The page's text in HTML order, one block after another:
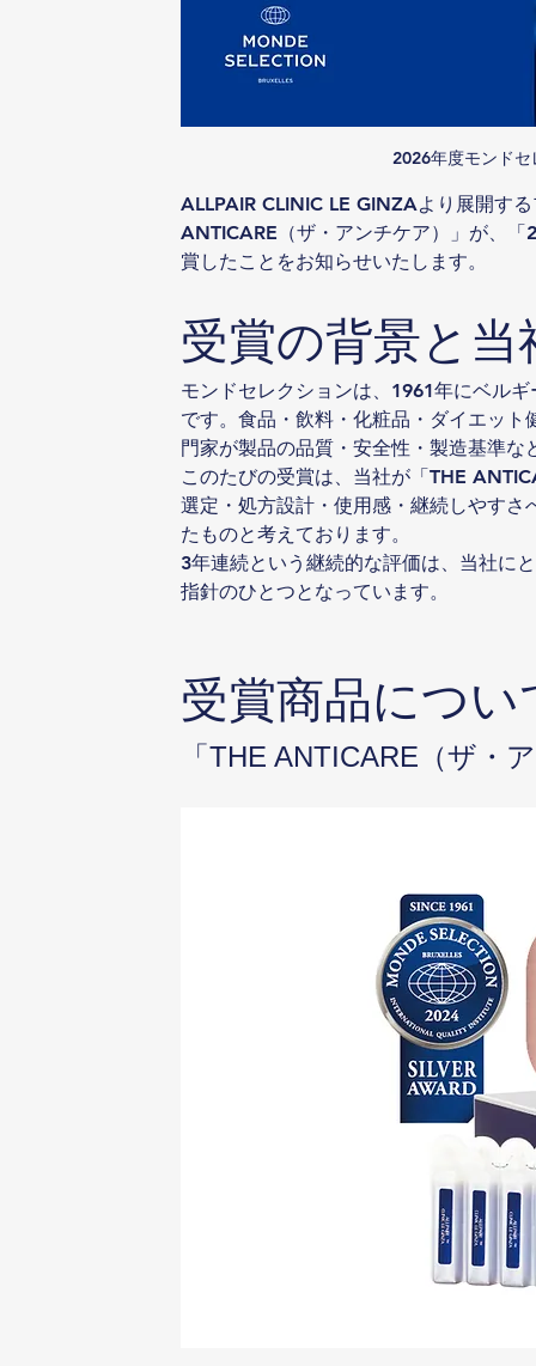
2026年度モンド
ALLPAIR CLINIC LE GINZAより展開す
ANTICARE（ザ・アンチケア）」が、
賞したことをお知らせいたします。
受賞の背景と当
モンドセレクションは、1961年にベル
です。食品・飲料・化粧品・ダイエッ
門家が製品の品質・安全性・製造基準
このたびの受賞は、当社が「THE
選定・処方設計・使用感・継続しやす
たものと考えております。
3年連続という継続的な評価は、当社に
指針のひとつとなっています。
受賞商品につい
「THE ANTICARE（ザ・